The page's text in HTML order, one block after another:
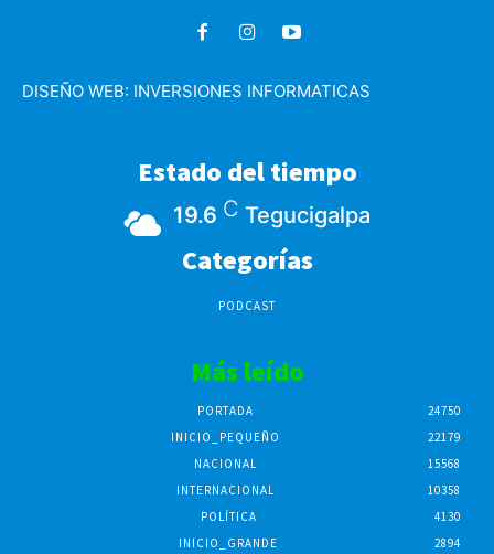
DISEÑO WEB: INVERSIONES INFORMATICAS
Estado del tiempo
19.6 C Tegucigalpa
Categorías
PODCAST
Más leído
PORTADA
24750
INICIO_PEQUEÑO
22179
NACIONAL
15568
INTERNACIONAL
10358
POLÍTICA
4130
INICIO_GRANDE
2894